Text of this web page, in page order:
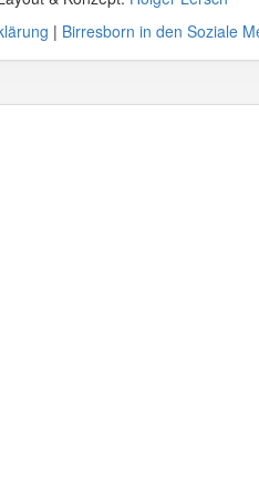
| Birresborn in den Soziale